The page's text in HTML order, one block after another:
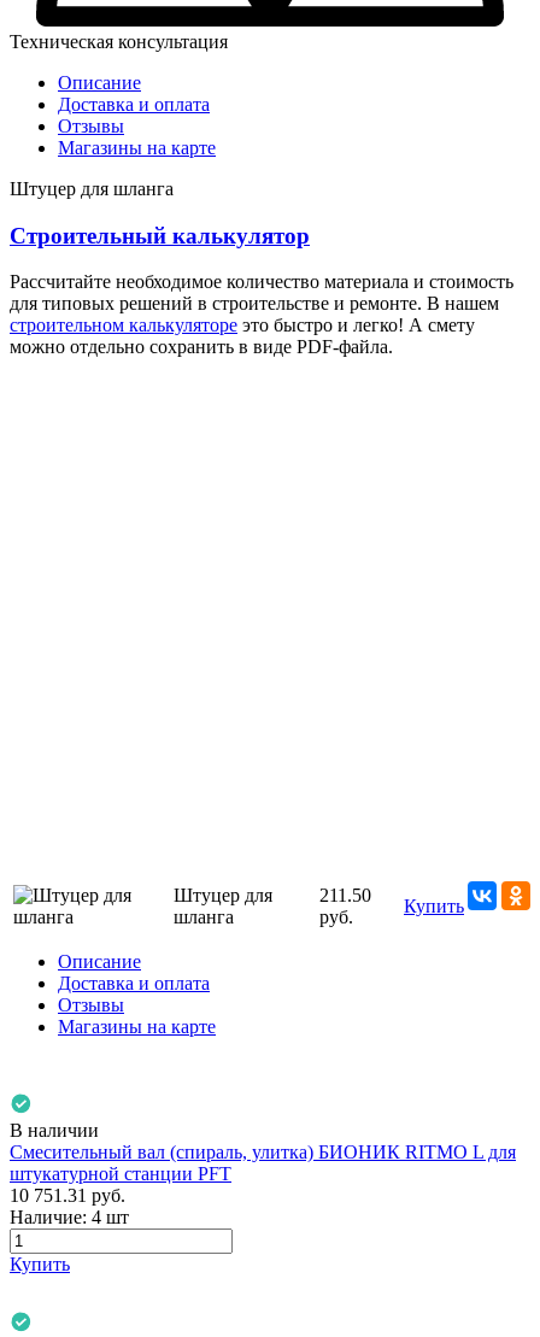
Техническая консультация
Описание
Доставка и оплата
Отзывы
Магазины на карте
Штуцер для шланга
Строительный калькулятор
Рассчитайте необходимое количество материала и стоимость
для типовых решений в строительстве и ремонте. В нашем
строительном калькуляторе это быстро и легко! А смету
можно отдельно сохранить в виде PDF-файла.
Штуцер для
шланга
211.50
руб.
Купить
Описание
Доставка и оплата
Отзывы
Магазины на карте
В наличии
Смесительный вал (спираль, улитка) БИОНИК RITMO L для
штукатурной станции PFT
10 751.31 руб.
Наличие: 4 шт
Купить